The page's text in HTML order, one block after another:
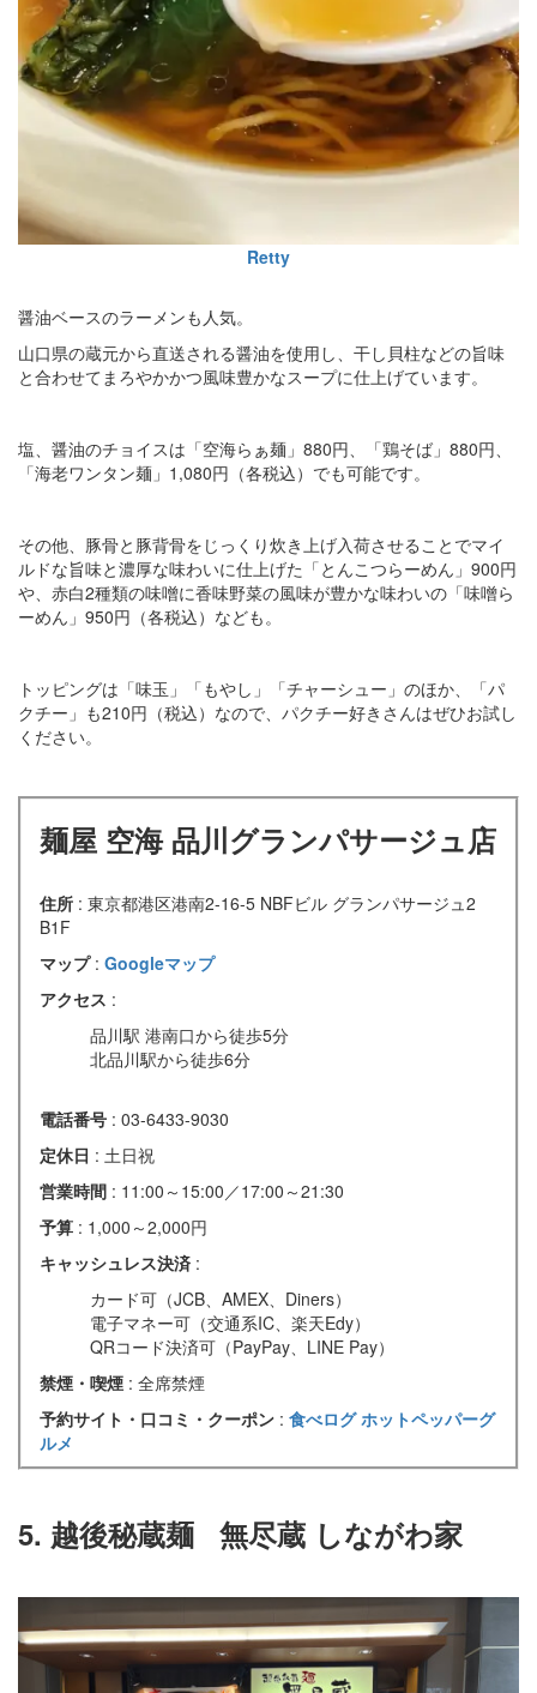
Retty
醤油ベースのラーメンも人気。
山口県の蔵元から直送される醤油を使用し、干し貝柱などの旨味
と合わせてまろやかかつ風味豊かなスープに仕上げています。
塩、醤油のチョイスは「空海らぁ麺」880円、「鶏そば」880円、
「海老ワンタン麺」1,080円（各税込）でも可能です。
その他、豚骨と豚背骨をじっくり炊き上げ入荷させることでマイ
ルドな旨味と濃厚な味わいに仕上げた「とんこつらーめん」900円
や、赤白2種類の味噌に香味野菜の風味が豊かな味わいの「味噌ら
ーめん」950円（各税込）なども。
トッピングは「味玉」「もやし」「チャーシュー」のほか、「パ
クチー」も210円（税込）なので、パクチー好きさんはぜひお試し
ください。
麺屋 空海 品川グランパサージュ店
住所 : 東京都港区港南2-16-5 NBFビル グランパサージュ2
B1F
マップ : Googleマップ
アクセス :
品川駅 港南口から徒歩5分
北品川駅から徒歩6分
電話番号 : 03-6433-9030
定休日 : 土日祝
営業時間 : 11:00～15:00／17:00～21:30
予算 : 1,000～2,000円
キャッシュレス決済 :
カード可（JCB、AMEX、Diners）
電子マネー可（交通系IC、楽天Edy）
QRコード決済可（PayPay、LINE Pay）
禁煙・喫煙 : 全席禁煙
予約サイト・口コミ・クーポン : 食べログホットペッパーグ
ルメ
5. 越後秘蔵麺 無尽蔵 しながわ家